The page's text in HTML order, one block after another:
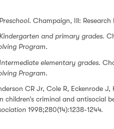
Preschool. Champaign, Ill: Research
Kindergarten and primary grades.
Program.
Intermediate elementary grades.
Program.
CR Jr, Cole R, Eckenrode
children’s criminal and antisocial
1998;280(14):1238-1244.